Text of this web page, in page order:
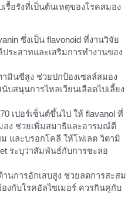
รื้อรังที่เป็นต้นเหตุของโรคสมอง
ซึ่งเป็น flavonoid ที่งานวิจัย
ระสาทและเสริมการทำงานของ
ามินซีสูง ช่วยปกป้องเซลล์สมอง
บสนุนการไหลเวียนเลือดไปเลี้ยง
เปอร์เซ็นต์ขึ้นไป ให้ flavanol ที่
อง ช่วยเพิ่มสมาธิและอารมณ์ดี
และบรอกโคลี ให้โฟเลต วิตามิ
ระบุว่าสัมพันธ์กับการชะลอ
นการอักเสบสูง ช่วยลดการสะสม
งกับโรคอัลไซเมอร์ ควรกินคู่กับ